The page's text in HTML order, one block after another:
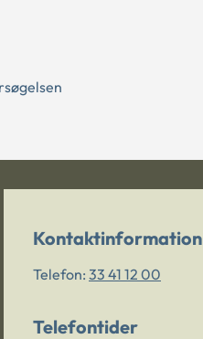
Kontaktinformation
Telefon: 33 41 12 00
Telefontider